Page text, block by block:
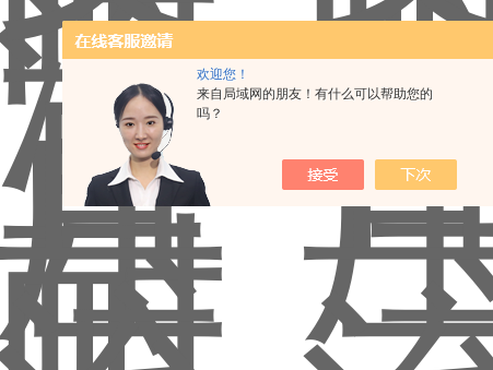
欢迎您！
来自局域网的朋友！有什么可以帮助您的
吗？